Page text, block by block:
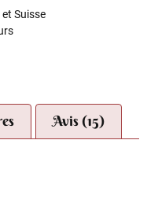
Suisse
Avis (15)